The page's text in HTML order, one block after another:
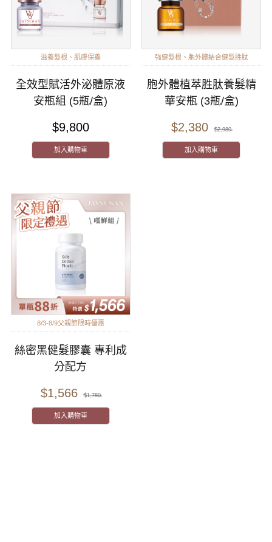
滋養髮根、肌膚保養
全效型賦活外泌體原液
安瓶組 (5瓶/盒)
$9,800
加入購物車
強健髮根、胞外體結合健髮胜肽
胞外體植萃胜肽養髮精
華安瓶 (3瓶/盒)
$2,380 $2,980
加入購物車
8/3-8/9父親節限時優惠
絲密黑健髮膠囊 專利成
分配方
$1,566 $1,780
加入購物車